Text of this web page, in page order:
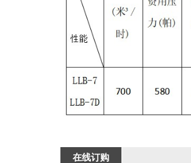
在线订购